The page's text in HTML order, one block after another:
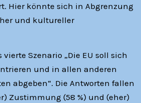
Hier könnte sich in Abgrenzung
und kultureller
Szenario „Die EU soll sich
und in allen anderen
abgeben“. Die Antworten fallen
Zustimmung (58 %) und (eher)